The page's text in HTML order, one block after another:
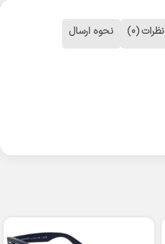
نظرات (0) نحوه ارسال